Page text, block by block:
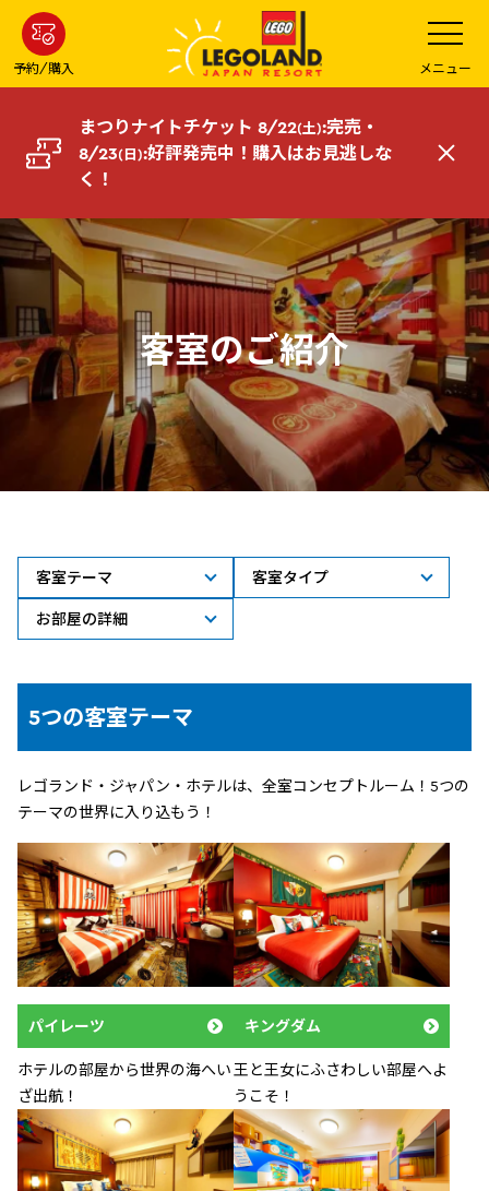
ン
コ
へ
予約/購入
メ
ニ
ュ
ー
を
開
メニュー
まつりナイトチケット 8/22(土):完売・
8/23(日):好評発売中！ 購入はお見逃しな
く！
閉
客室のご紹介
客室テーマ 客室タイプ
お部屋の詳細
5つの客室テーマ
レゴランド・ジャパン・ホテルは、全室コンセプトルーム！5つの
テーマの世界に入り込もう！
パイレーツ
ホテルの部屋から世界の海へい
ざ出航！
キングダム
王と王女にふさわしい部屋へよ
うこそ！